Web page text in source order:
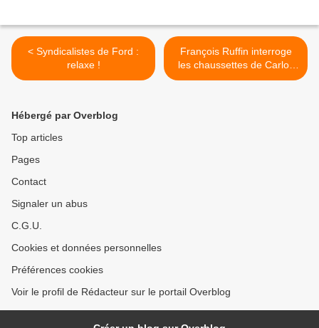
< Syndicalistes de Ford :
relaxe !
François Ruffin interroge
les chaussettes de Carlos
Ghosn >
Hébergé par Overblog
Top articles
Pages
Contact
Signaler un abus
C.G.U.
Cookies et données personnelles
Préférences cookies
Voir le profil de Rédacteur sur le portail Overblog